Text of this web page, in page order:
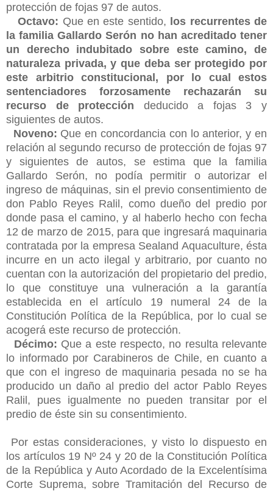
protección de fojas 97 de autos.
Octavo: Que en este sentido, los recurrentes de
la familia Gallardo Serón no han acreditado tener
un derecho indubitado sobre este camino, de
naturaleza privada, y que deba ser protegido por
este arbitrio constitucional, por lo cual estos
sentenciadores forzosamente rechazarán su
recurso de protección deducido a fojas 3 y
siguientes de autos.
Noveno: Que en concordancia con lo anterior, y en
relación al segundo recurso de protección de fojas 97
y siguientes de autos, se estima que la familia
Gallardo Serón, no podía permitir o autorizar el
ingreso de máquinas, sin el previo consentimiento de
don Pablo Reyes Ralil, como dueño del predio por
donde pasa el camino, y al haberlo hecho con fecha
12 de marzo de 2015, para que ingresará maquinaria
contratada por la empresa Sealand Aquaculture, ésta
incurre en un acto ilegal y arbitrario, por cuanto no
cuentan con la autorización del propietario del predio,
lo que constituye una vulneración a la garantía
establecida en el artículo 19 numeral 24 de la
Constitución Política de la República, por lo cual se
acogerá este recurso de protección.
Décimo: Que a este respecto, no resulta relevante
lo informado por Carabineros de Chile, en cuanto a
que con el ingreso de maquinaria pesada no se ha
producido un daño al predio del actor Pablo Reyes
Ralil, pues igualmente no pueden transitar por el
predio de éste sin su consentimiento.
Por estas consideraciones, y visto lo dispuesto en
los artículos 19 Nº 24 y 20 de la Constitución Política
de la República y Auto Acordado de la Excelentísima
Corte Suprema, sobre Tramitación del Recurso de